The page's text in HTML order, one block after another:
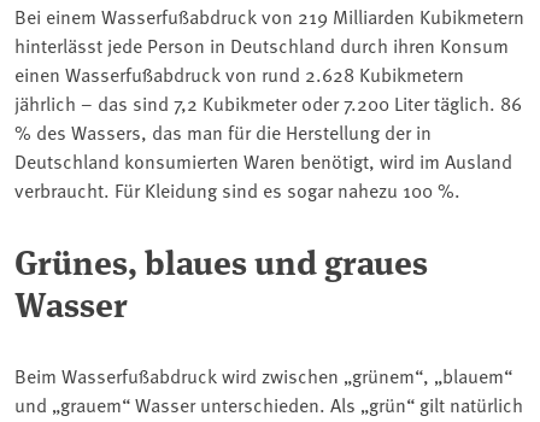
Bei einem Wasserfußabdruck von 219 Milliarden Kubikmetern
hinterlässt jede Person in Deutschland durch ihren Konsum
einen Wasserfußabdruck von rund 2.628 Kubikmetern
jährlich – das sind 7,2 Kubikmeter oder 7.200 Liter täglich. 86
% des Wassers, das man für die Herstellung der in
Deutschland konsumierten Waren benötigt, wird im Ausland
verbraucht. Für Kleidung sind es sogar nahezu 100 %.
Grünes, blaues und graues
Wasser
Beim Wasserfußabdruck wird zwischen „grünem“, „blauem“
und „grauem“ Wasser unterschieden. Als „grün“ gilt natürlich